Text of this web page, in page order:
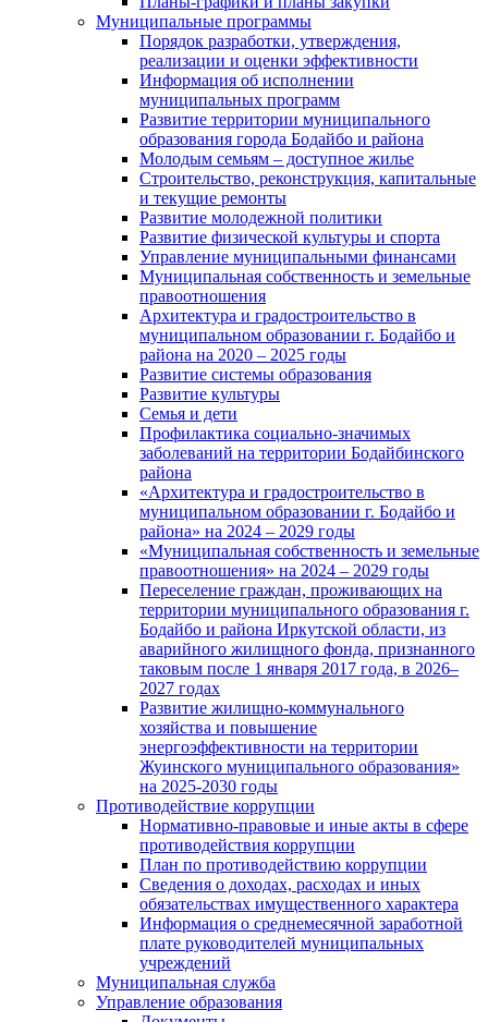
Муниципальные программы
Порядок разработки, утверждения,
реализации и оценки эффективности
Информация об исполнении
муниципальных программ
Развитие территории муниципального
образования города Бодайбо и района
Молодым семьям – доступное жилье
Строительство, реконструкция, капитальные
и текущие ремонты
Развитие молодежной политики
Развитие физической культуры и спорта
Управление муниципальными финансами
Муниципальная собственность и земельные
правоотношения
Архитектура и градостроительство в
муниципальном образовании г. Бодайбо и
района на 2020 – 2025 годы
Развитие системы образования
Развитие культуры
Семья и дети
Профилактика социально-значимых
заболеваний на территории Бодайбинского
района
«Архитектура и градостроительство в
муниципальном образовании г. Бодайбо и
района» на 2024 – 2029 годы
«Муниципальная собственность и земельные
правоотношения» на 2024 – 2029 годы
Переселение граждан, проживающих на
территории муниципального образования г.
Бодайбо и района Иркутской области, из
аварийного жилищного фонда, признанного
таковым после 1 января 2017 года, в 2026–
2027 годах
Развитие жилищно-коммунального
хозяйства и повышение
энергоэффективности на территории
Жуинского муниципального образования»
на 2025-2030 годы
Противодействие коррупции
Нормативно-правовые и иные акты в сфере
противодействия коррупции
План по противодействию коррупции
Сведения о доходах, расходах и иных
обязательствах имущественного характера
Информация о среднемесячной заработной
плате руководителей муниципальных
учреждений
Муниципальная служба
Управление образования